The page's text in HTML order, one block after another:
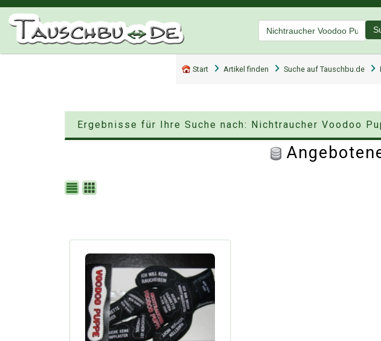
Start Artikel finden Suche auf Tauschbu.de
Ergebnisse für Ihre Suche nach: Nichtraucher Voodoo